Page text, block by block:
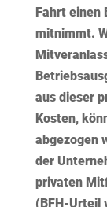
Fahrt einen
mitnimmt.
aus dieser
Kosten,
abgezogen
der
privaten
(BFH-Urteil